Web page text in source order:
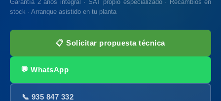
Garantía 2 años integral · SAT propio especializado · Recambios en
stock · Arranque asistido en tu planta
📋 Solicitar propuesta técnica
💬 WhatsApp
📞 935 847 332